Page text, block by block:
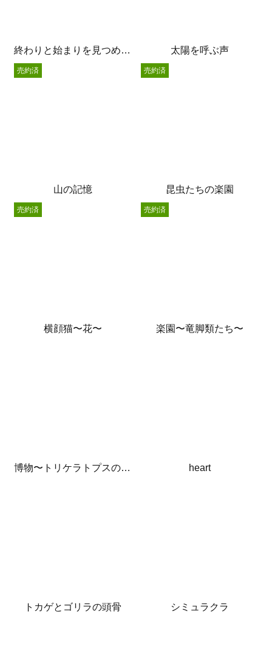
終わりと始まりを見つめる猫 太陽を呼ぶ声
山の記憶
売約済
昆虫たちの楽園
売約済
横顔猫〜花〜
売約済
楽園〜竜脚類たち〜
売約済
博物〜トリケラトプスの骨〜 heart
トカゲとゴリラの頭骨 シミュラクラ